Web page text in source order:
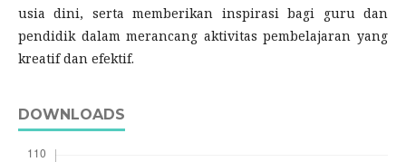
usia dini, serta memberikan inspirasi bagi guru dan
pendidik dalam merancang aktivitas pembelajaran yang
kreatif dan efektif.
DOWNLOADS